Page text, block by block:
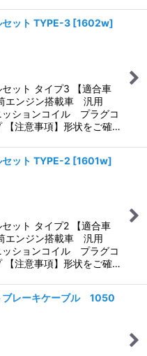
セット TYPE-3 [1602w]
ット タイプ3 【適合車
エンジン搭載車 汎用
ッションコイル プラグコ
注意事項】形状をご確…
ット TYPE-2 [1601w]
ット タイプ2 【適合車
エンジン搭載車 汎用
ッションコイル プラグコ
注意事項】形状をご確…
レーキケーブル 1050